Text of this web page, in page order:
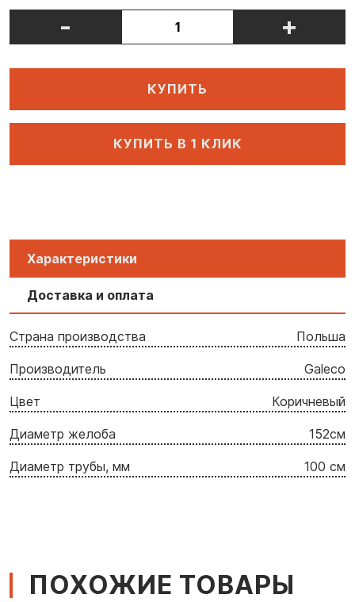
- +
КУПИТЬ
КУПИТЬ В 1 КЛИК
Характеристики
Доставка и оплата
Страна производства Польша
Производитель Galeco
Цвет Коричневый
Диаметр желоба 152cм
Диаметр трубы, мм 100 см
ПОХОЖИЕ ТОВАРЫ